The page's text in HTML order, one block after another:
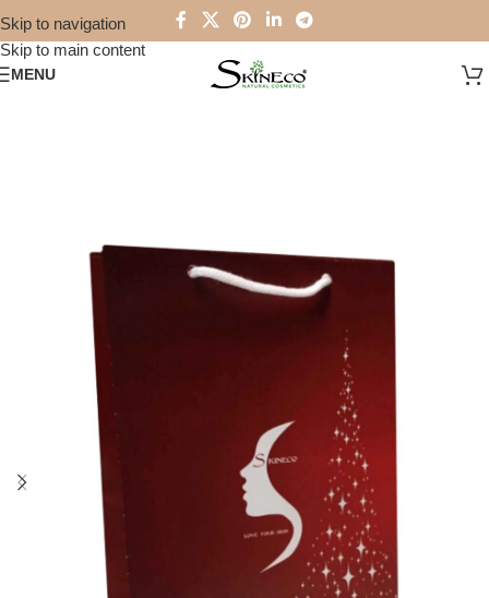
Skip to navigation
Skip to main content
MENU